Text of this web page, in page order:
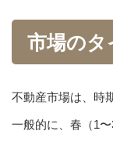
市場の
不動産市場は、時
一般的に、春（1